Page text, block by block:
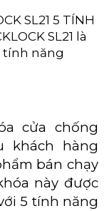
SL21 5 TÍNH
SL21 là
tính năng
cửa chống
khách hàng
bán chạy
này được
5 tính năng